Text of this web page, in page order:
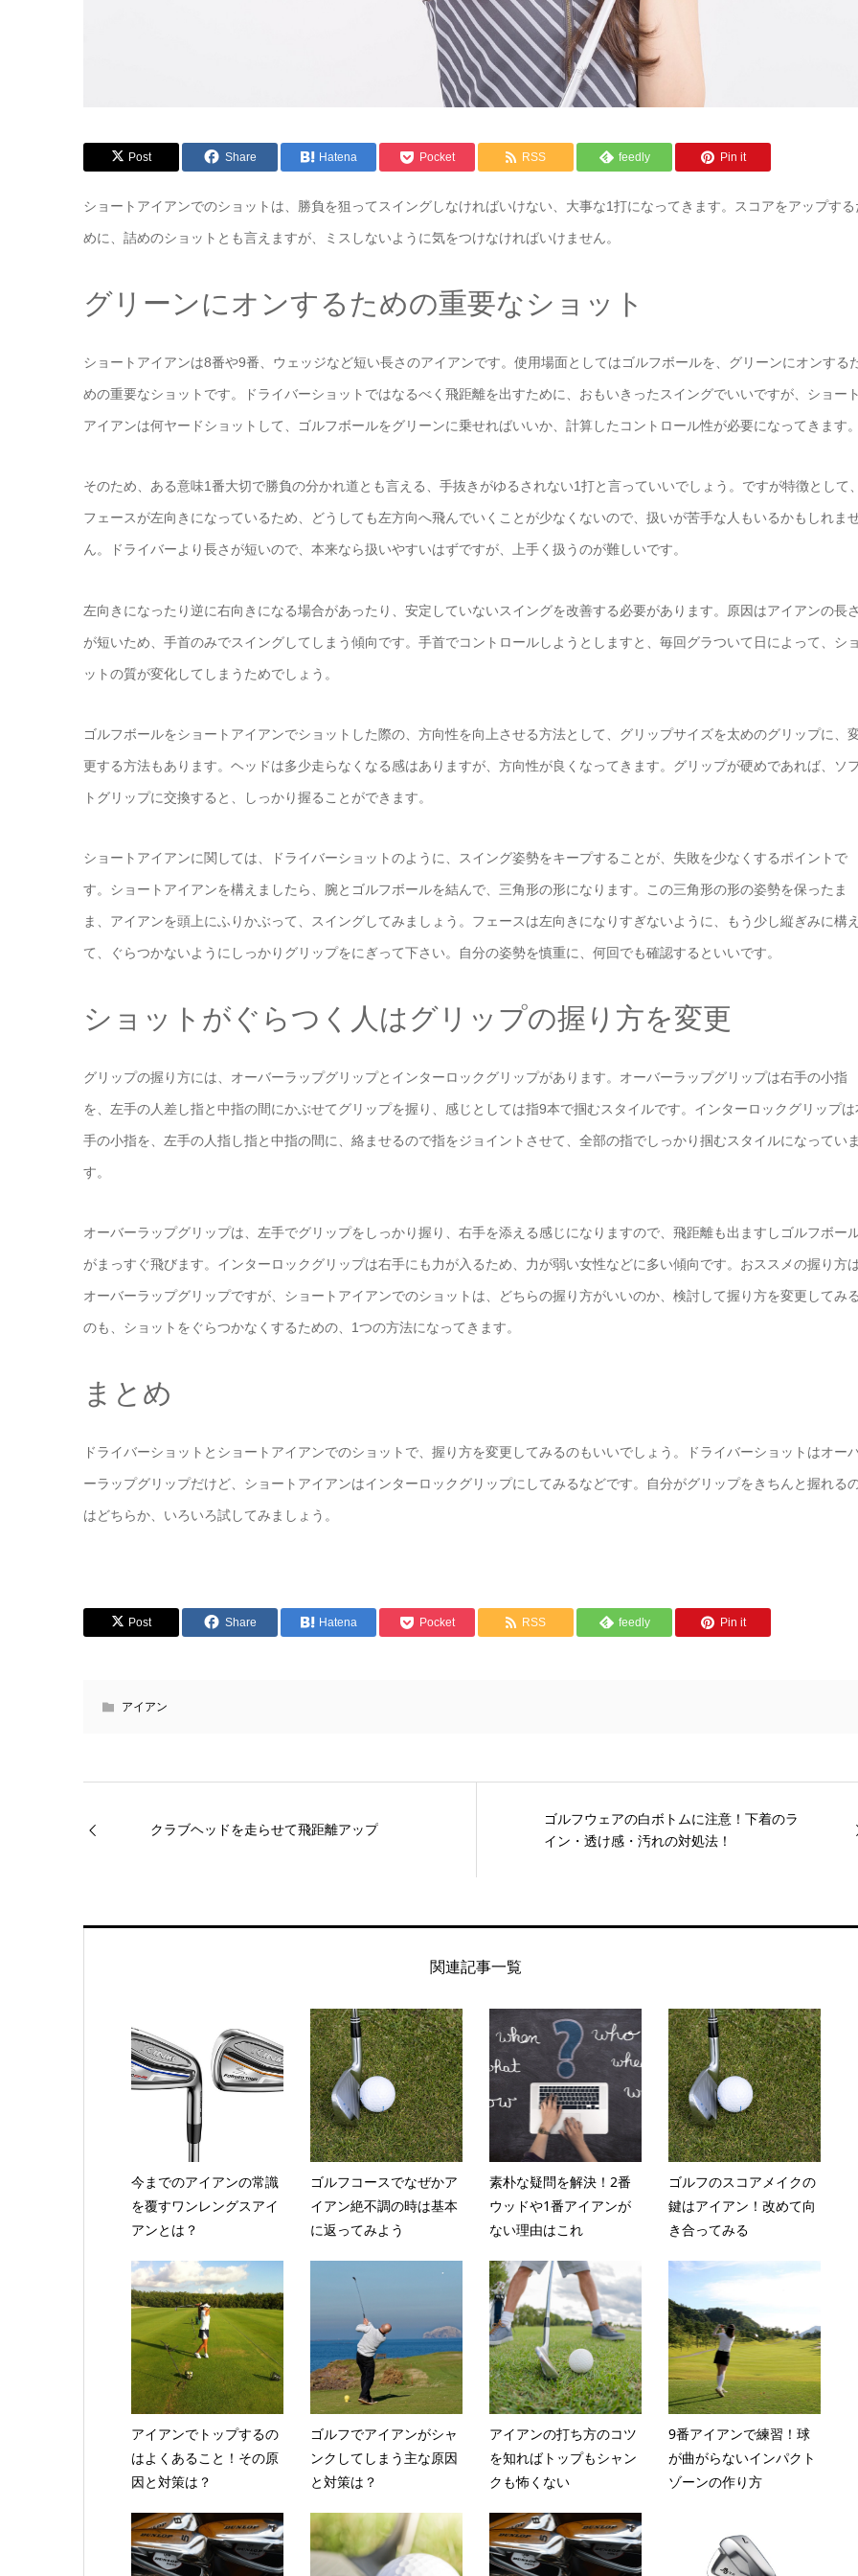
Post Share Hatena Pocket RSS feedly Pin it
ショートアイアンでのショットは、勝負を狙ってスイングしなければいけない、大事な1打になってきます。スコアをアップする
めに、詰めのショットとも言えますが、ミスしないように気をつけなければいけません。
グリーンにオンするための重要なショット
ショートアイアンは8番や9番、ウェッジなど短い長さのアイアンです。使用場面としてはゴルフボールを、グリーンにオンする
めの重要なショットです。ドライバーショットではなるべく飛距離を出すために、おもいきったスイングでいいですが、ショート
アイアンは何ヤードショットして、ゴルフボールをグリーンに乗せればいいか、計算したコントロール性が必要になってきます。
そのため、ある意味1番大切で勝負の分かれ道とも言える、手抜きがゆるされない1打と言っていいでしょう。ですが特徴として、
フェースが左向きになっているため、どうしても左方向へ飛んでいくことが少なくないので、扱いが苦手な人もいるかもしれま
ん。ドライバーより長さが短いので、本来なら扱いやすいはずですが、上手く扱うのが難しいです。
左向きになったり逆に右向きになる場合があったり、安定していないスイングを改善する必要があります。原因はアイアンの長さ
が短いため、手首のみでスイングしてしまう傾向です。手首でコントロールしようとしますと、毎回グラついて日によって、ショ
ットの質が変化してしまうためでしょう。
ゴルフボールをショートアイアンでショットした際の、方向性を向上させる方法として、グリップサイズを太めのグリップに、
更する方法もあります。ヘッドは多少走らなくなる感はありますが、方向性が良くなってきます。グリップが硬めであれば、ソフ
トグリップに交換すると、しっかり握ることができます。
ショートアイアンに関しては、ドライバーショットのように、スイング姿勢をキープすることが、失敗を少なくするポイントで
す。ショートアイアンを構えましたら、腕とゴルフボールを結んで、三角形の形になります。この三角形の形の姿勢を保ったま
ま、アイアンを頭上にふりかぶって、スイングしてみましょう。フェースは左向きになりすぎないように、もう少し縦ぎみに構え
て、ぐらつかないようにしっかりグリップをにぎって下さい。自分の姿勢を慎重に、何回でも確認するといいです。
ショットがぐらつく人はグリップの握り方を変更
グリップの握り方には、オーバーラップグリップとインターロックグリップがあります。オーバーラップグリップは右手の小指
を、左手の人差し指と中指の間にかぶせてグリップを握り、感じとしては指9本で掴むスタイルです。インターロックグリップは
手の小指を、左手の人指し指と中指の間に、絡ませるので指をジョイントさせて、全部の指でしっかり掴むスタイルになっていま
す。
オーバーラップグリップは、左手でグリップをしっかり握り、右手を添える感じになりますので、飛距離も出ますしゴルフボー
がまっすぐ飛びます。インターロックグリップは右手にも力が入るため、力が弱い女性などに多い傾向です。おススメの握り方
オーバーラップグリップですが、ショートアイアンでのショットは、どちらの握り方がいいのか、検討して握り方を変更してみる
のも、ショットをぐらつかなくするための、1つの方法になってきます。
まとめ
ドライバーショットとショートアイアンでのショットで、握り方を変更してみるのもいいでしょう。ドライバーショットはオー
ーラップグリップだけど、ショートアイアンはインターロックグリップにしてみるなどです。自分がグリップをきちんと握れる
はどちらか、いろいろ試してみましょう。
Post Share Hatena Pocket RSS feedly Pin it
アイアン
クラブヘッドを走らせて飛距離アップ
ゴルフウェアの白ボトムに注意！下着のラ
イン・透け感・汚れの対処法！
関連記事一覧
今までのアイアンの常識
を覆すワンレングスアイ
アンとは？
ゴルフコースでなぜかア
イアン絶不調の時は基本
に返ってみよう
素朴な疑問を解決！2番
ウッドや1番アイアンが
ない理由はこれ
ゴルフのスコアメイクの
鍵はアイアン！改めて向
き合ってみる
アイアンでトップするの
はよくあること！その原
因と対策は？
ゴルフでアイアンがシャ
ンクしてしまう主な原因
と対策は？
アイアンの打ち方のコツ
を知ればトップもシャン
クも怖くない
9番アイアンで練習！球
が曲がらないインパクト
ゾーンの作り方